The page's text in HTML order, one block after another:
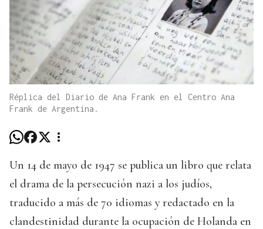
Réplica del Diario de Ana Frank en el Centro Ana
Frank de Argentina.
Un 14 de mayo de 1947 se publica un libro que relata
el drama de la persecución nazi a los judíos,
traducido a más de 70 idiomas y redactado en la
clandestinidad durante la ocupación de Holanda en